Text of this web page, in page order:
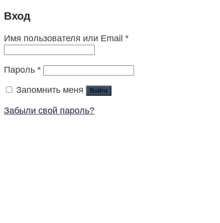
Вход
Имя пользователя или Email *
Пароль *
Запомнить меня
Войти
Забыли свой пароль?